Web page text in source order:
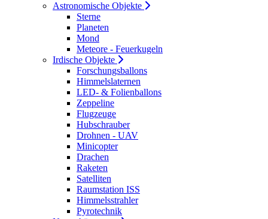
Astronomische Objekte
Sterne
Planeten
Mond
Meteore - Feuerkugeln
Irdische Objekte
Forschungsballons
Himmelslaternen
LED- & Folienballons
Zeppeline
Flugzeuge
Hubschrauber
Drohnen - UAV
Minicopter
Drachen
Raketen
Satelliten
Raumstation ISS
Himmelsstrahler
Pyrotechnik